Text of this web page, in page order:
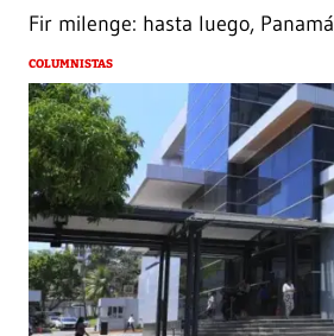
Fir milenge: hasta luego, Panamá
COLUMNISTAS